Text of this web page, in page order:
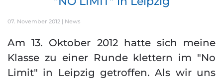
07. November 2012 | News
Am 13. Oktober 2012 hatte sich meine
Klasse zu einer Runde klettern im "No
Limit" in Leipzig getroffen. Als wir uns